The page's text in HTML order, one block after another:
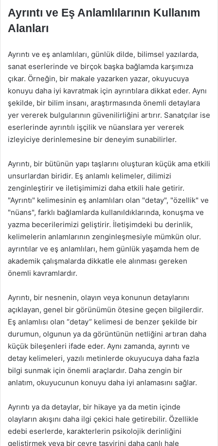
Ayrıntı ve Eş Anlamlılarının Kullanım
Alanları
Ayrıntı ve eş anlamlıları, günlük dilde, bilimsel yazılarda,
sanat eserlerinde ve birçok başka bağlamda karşımıza
çıkar. Örneğin, bir makale yazarken yazar, okuyucuya
konuyu daha iyi kavratmak için ayrıntılara dikkat eder. Aynı
şekilde, bir bilim insanı, araştırmasında önemli detaylara
yer vererek bulgularının güvenilirliğini artırır. Sanatçılar ise
eserlerinde ayrıntılı işçilik ve nüanslara yer vererek
izleyiciye derinlemesine bir deneyim sunabilirler.
Ayrıntı, bir bütünün yapı taşlarını oluşturan küçük ama etkili
unsurlardan biridir. Eş anlamlı kelimeler, dilimizi
zenginleştirir ve iletişimimizi daha etkili hale getirir.
"Ayrıntı" kelimesinin eş anlamlıları olan "detay", "özellik" ve
"nüans", farklı bağlamlarda kullanıldıklarında, konuşma ve
yazma becerilerimizi geliştirir. İletişimdeki bu derinlik,
kelimelerin anlamlarının zenginleşmesiyle mümkün olur.
ayrıntılar ve eş anlamlıları, hem günlük yaşamda hem de
akademik çalışmalarda dikkatle ele alınması gereken
önemli kavramlardır.
Ayrıntı, bir nesnenin, olayın veya konunun detaylarını
açıklayan, genel bir görünümün ötesine geçen bilgilerdir.
Eş anlamlısı olan “detay” kelimesi de benzer şekilde bir
durumun, olgunun ya da görüntünün netliğini artıran daha
küçük bileşenleri ifade eder. Aynı zamanda, ayrıntı ve
detay kelimeleri, yazılı metinlerde okuyucuya daha fazla
bilgi sunmak için önemli araçlardır. Daha zengin bir
anlatım, okuyucunun konuyu daha iyi anlamasını sağlar.
Ayrıntı ya da detaylar, bir hikaye ya da metin içinde
olayların akışını daha ilgi çekici hale getirebilir. Özellikle
edebi eserlerde, karakterlerin psikolojik derinliğini
geliştirmek veya bir çevre tasvirini daha canlı hale